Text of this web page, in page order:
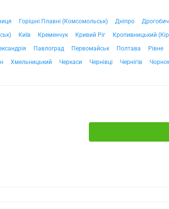
Горішні Плавні (Комсомольськ) Дніпро Дрогобич
Київ Кременчук Кривий Ріг Кропивницький
Павлоград Первомайськ Полтава Рівне
Хмельницький Черкаси Чернівці Чернігів